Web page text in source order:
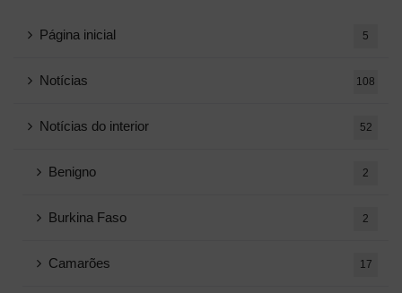
Página inicial 5
Notícias 108
Notícias do interior 52
Benigno 2
Burkina Faso 2
Camarões 17